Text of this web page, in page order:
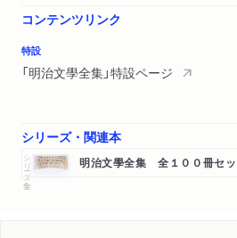
コンテンツリンク
特設
「明治文學全集」特設ページ
シリーズ・関連本
シリーズ・全集 明治文學全集 全１００冊セッ